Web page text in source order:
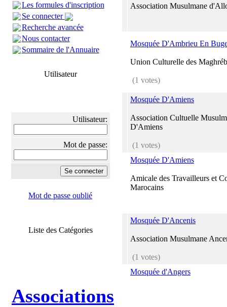
Les formules d'inscription
Se connecter
Recherche avancée
Nous contacter
Sommaire de l'Annuaire
Utilisateur
Utilisateur:
Mot de passe:
Mot de passe oublié
Liste des Catégories
Associations
Association Musulmane
Mosquée D'Ambrieu En
Union Culturelle des
(1 votes)
Mosquée D'Amiens
Association Cultuelle
D'Amiens
(1 votes)
Mosquée D'Amiens
Amicale des Travailleurs et
Marocains
Mosquée D'Ancenis
Association Musulmane
(1 votes)
Mosquée d'Angers